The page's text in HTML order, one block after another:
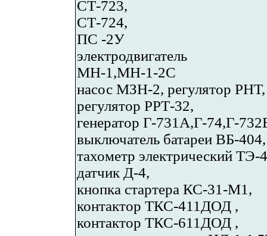
СТ-723,
СТ-724,
ПС -2У
электродвигатель
МН-1,МН-1-2С
насос МЗН-2, регулятор РНТ,
регулятор РРТ-32,
генератор Г-731А,Г-74,Г-
выключатель батареи ВБ-404,
тахометр электрический ТЭ-
датчик Д-4,
кнопка стартера КС-31-М1,
контактор ТКС-411ДОД ,
контактор ТКС-611ДОД ,